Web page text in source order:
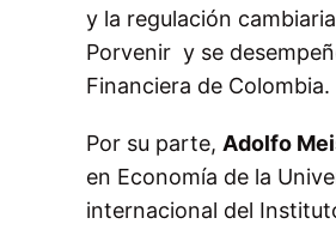
y la regulación
Porvenir y se
Financiera de Colombia.
Por su parte, Adolfo
en Economía de la
internacional del